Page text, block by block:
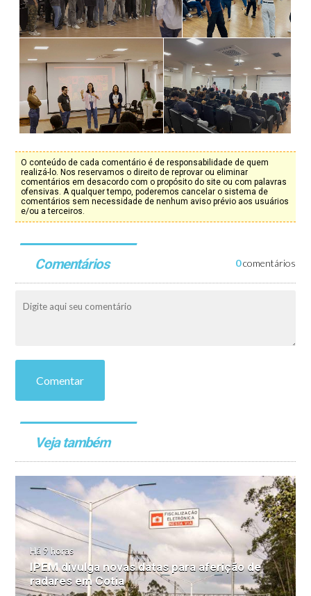
O conteúdo de cada comentário é de responsabilidade de quem
realizá-lo. Nos reservamos o direito de reprovar ou eliminar
comentários em desacordo com o propósito do site ou com palavras
ofensivas. A qualquer tempo, poderemos cancelar o sistema de
comentários sem necessidade de nenhum aviso prévio aos usuários
e/ou a terceiros.
Comentários 0comentários
Comentar
Veja também
Há 9 horas
IPEM divulga novas datas para aferição de
radares em Cotia